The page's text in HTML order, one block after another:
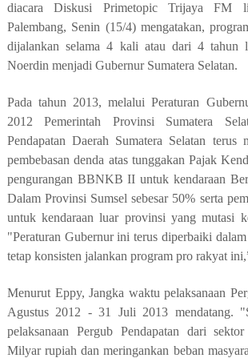
diacara Diskusi Primetopic Trijaya
Palembang, Senin (15/4) mengatakan,
dijalankan selama 4 kali atau dari 4 tahun
Noerdin menjadi Gubernur Sumatera Selatan.
Pada tahun 2013, melalui Peraturan
2012 Pemerintah Provinsi Sumatera
Pendapatan Daerah Sumatera Selatan terus
pembebasan denda atas tunggakan Pajak
pengurangan BBNKB II untuk kendaraan
Dalam Provinsi Sumsel sebesar 50% serta
untuk kendaraan luar provinsi yang mutasi
"Peraturan Gubernur ini terus diperbaiki
tetap konsisten jalankan program pro rakyat
Menurut Eppy, Jangka waktu pelaksanaan
Agustus 2012 - 31 Juli 2013 mendatang.
pelaksanaan Pergub Pendapatan dari
Milyar rupiah dan meringankan beban